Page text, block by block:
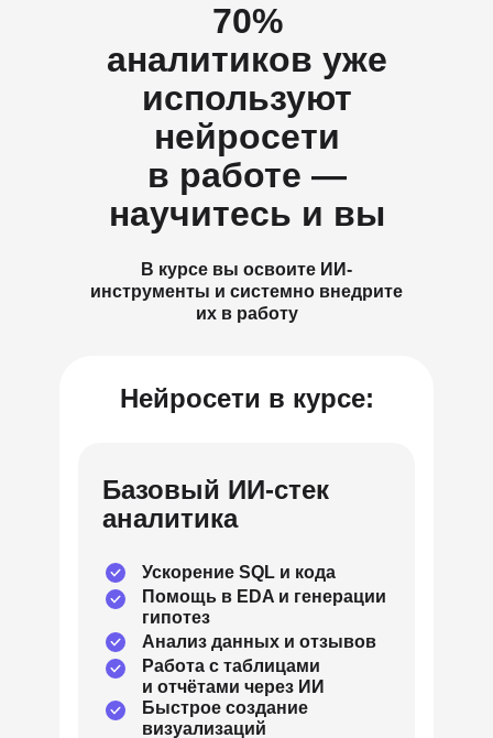
Нейросети в курсе:
В курсе вы освоите ИИ-
инструменты и системно внедрите
их в работу
70%
аналитиков уже
используют
нейросети
в работе —
научитесь и вы
Ускорение SQL и кода
Помощь в EDA и генерации
гипотез
Анализ данных и отзывов
Работа с таблицами
и отчётами через ИИ
Быстрое создание
визуализаций
Базовый ИИ-стек
аналитика